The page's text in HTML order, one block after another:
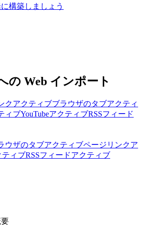
構築しましょう
の Web インポート
クアクティブブラウザのタブアクティ
ィブYouTubeアクティブRSSフィード
ウザのタブアクティブページリンクア
ティブRSSフィードアクティブ